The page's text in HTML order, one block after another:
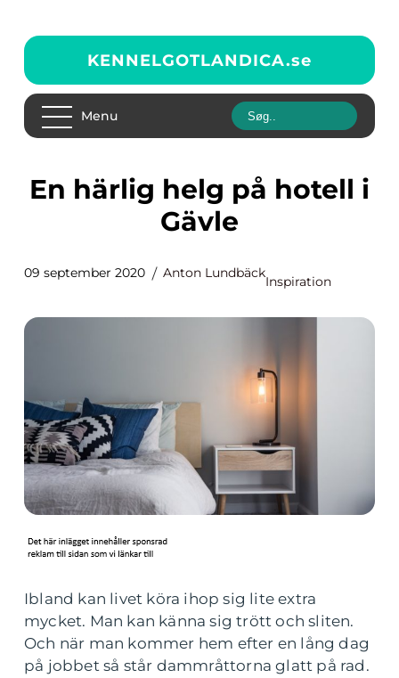
KENNELGOTLANDICA.se
Menu
En härlig helg på hotell i
Gävle
09 september 2020 Anton Lundbäck
Inspiration
Ibland kan livet köra ihop sig lite extra
mycket. Man kan känna sig trött och sliten.
Och när man kommer hem efter en lång dag
på jobbet så står dammråttorna glatt på rad.